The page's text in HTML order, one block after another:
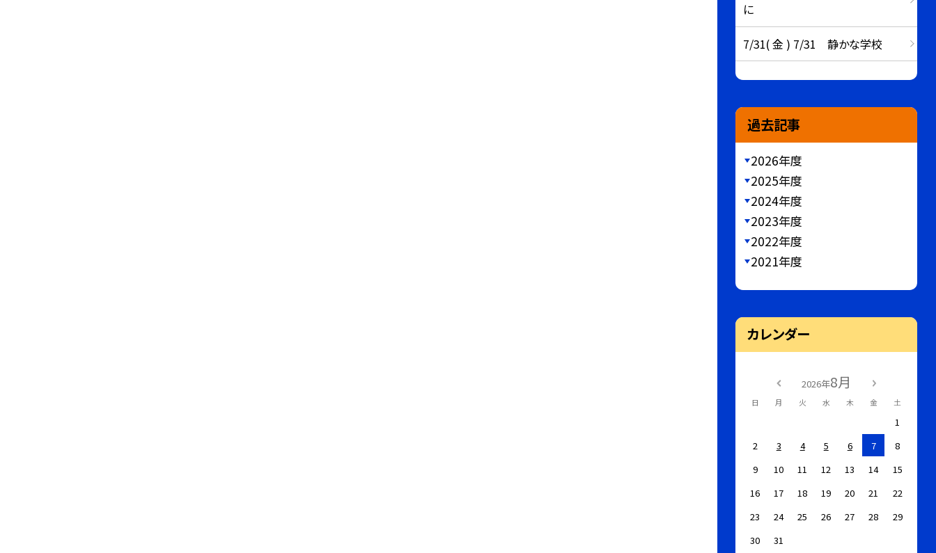
に
7/31( 金 ) 7/31 静かな学校
過去記事
2026年度
2025年度
2024年度
2023年度
2022年度
2021年度
カレンダー
2026年8月
日 月 火 水 木 金 土
1
2
3 4 5 6 7
8
9
10 11 12 13 14
15
16
17 18 19 20 21
22
23
24 25 26 27 28
29
30
31